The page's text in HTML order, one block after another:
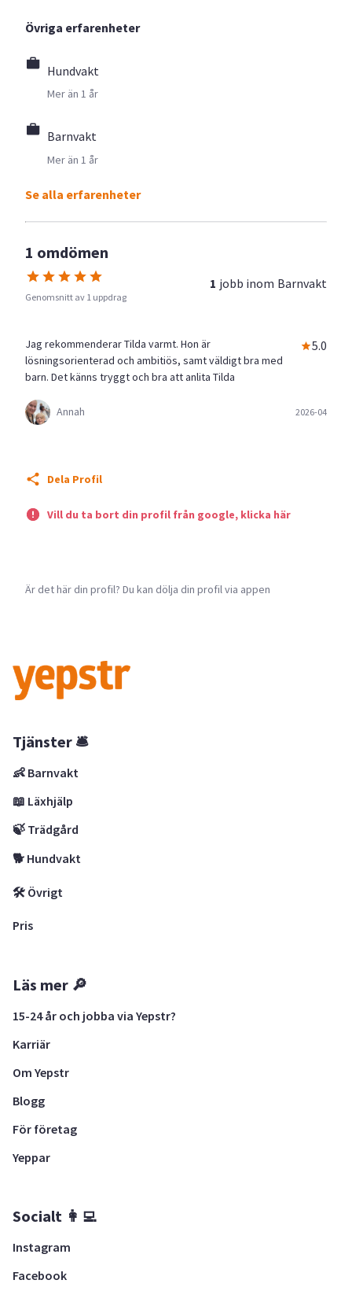
Övriga erfarenheter
Hundvakt
Mer än 1 år
Barnvakt
Mer än 1 år
Se alla erfarenheter
1 omdömen
Genomsnitt av 1 uppdrag
1 jobb inom Barnvakt
Jag rekommenderar Tilda varmt. Hon är
lösningsorienterad och ambitiös, samt väldigt bra med
barn. Det känns tryggt och bra att anlita Tilda
5.0
Annah 2026-04
Dela Profil
Vill du ta bort din profil från google, klicka här
Är det här din profil? Du kan dölja din profil via appen
Tjänster 🛎
👶 Barnvakt
📖 Läxhjälp
🍃 Trädgård
🐕 Hundvakt
🛠 Övrigt
Pris
Läs mer 🔎
15-24 år och jobba via Yepstr?
Karriär
Om Yepstr
Blogg
För företag
Yeppar
Socialt 👩‍💻
Instagram
Facebook